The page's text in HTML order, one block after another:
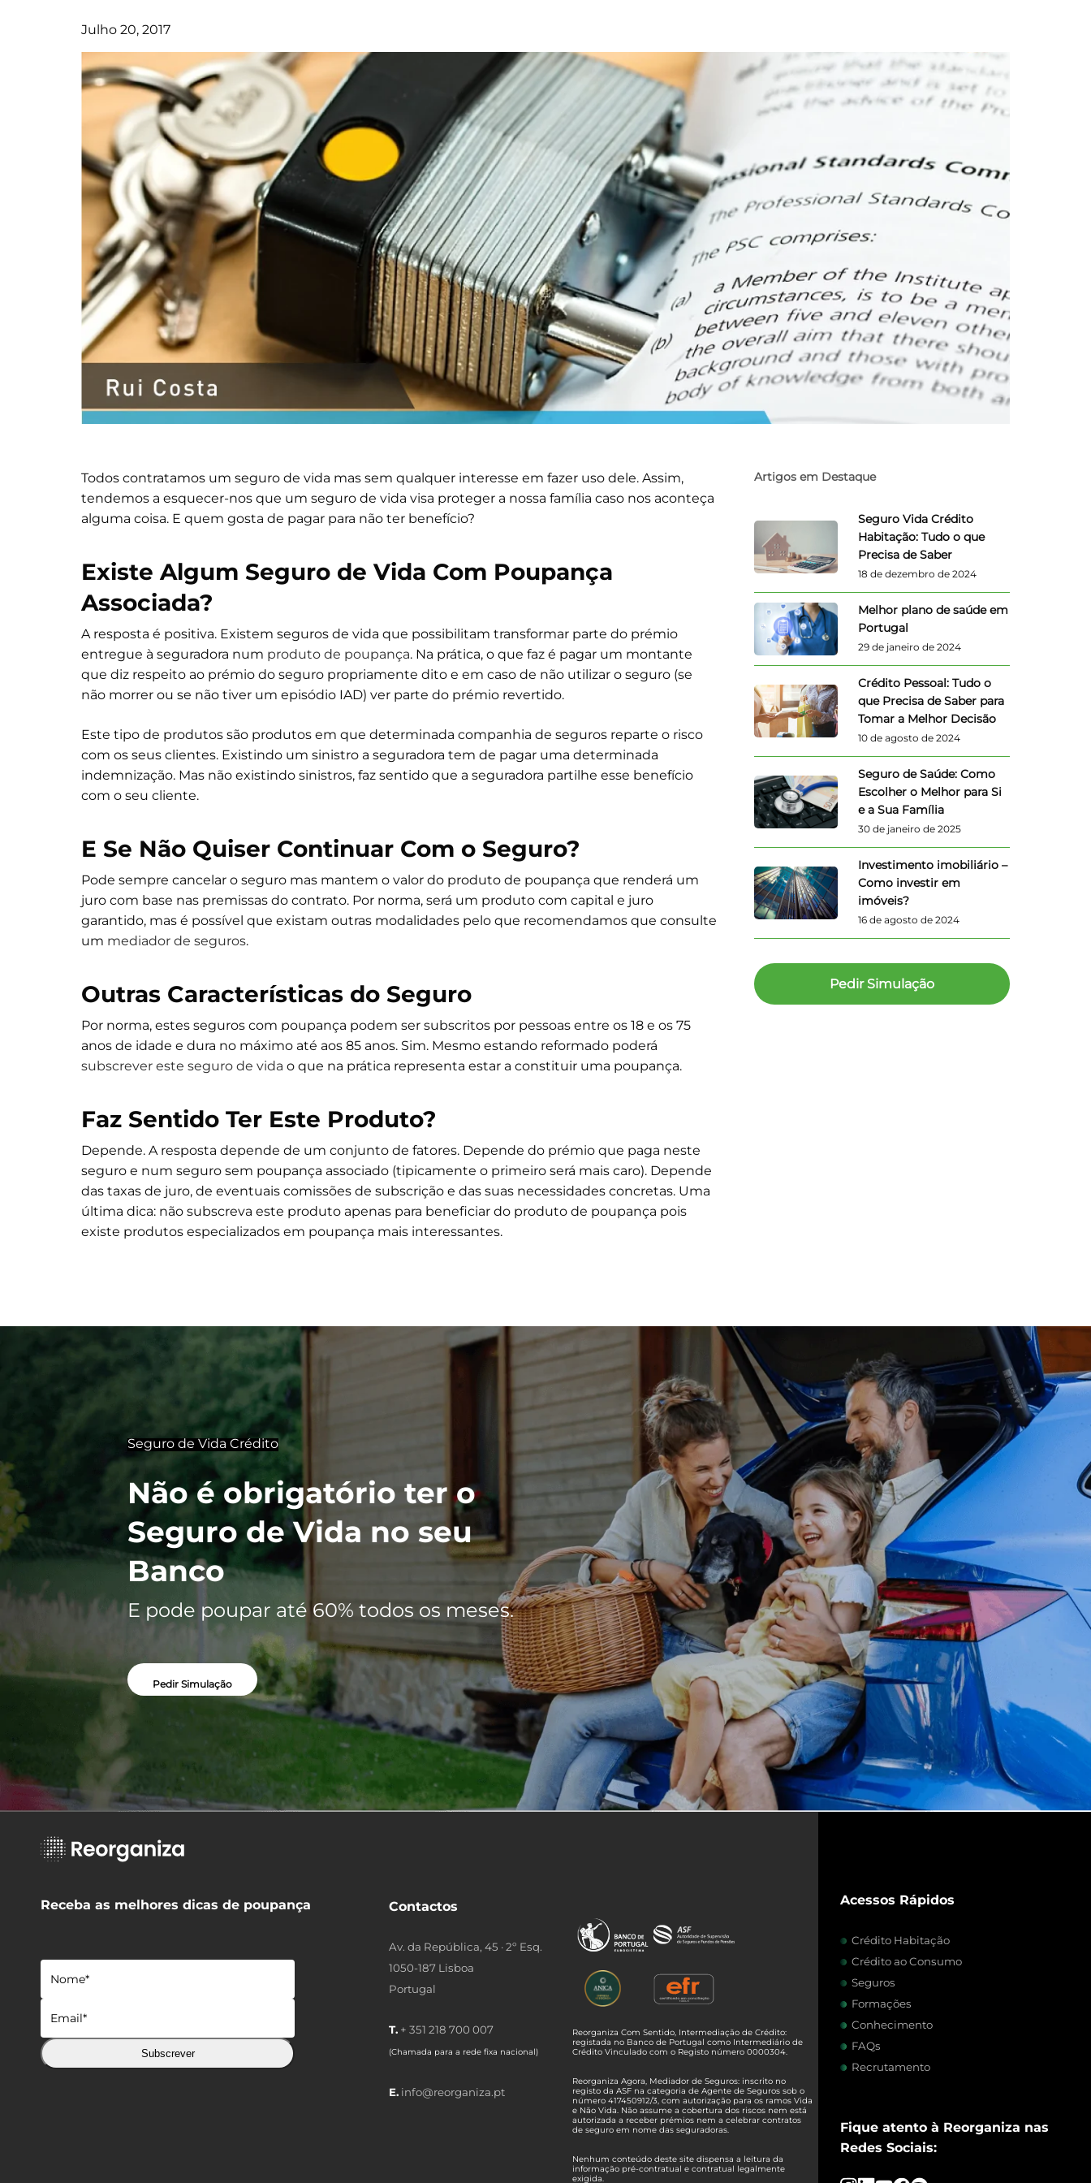
Julho 20, 2017
Todos contratamos um seguro de vida mas sem qualquer interesse em fazer uso dele. Assim,
tendemos a esquecer-nos que um seguro de vida visa proteger a nossa família caso nos aconteça
alguma coisa. E quem gosta de pagar para não ter benefício?
Existe Algum Seguro de Vida Com Poupança
Associada?
A resposta é positiva. Existem seguros de vida que possibilitam transformar parte do prémio
entregue à seguradora num produto de poupança. Na prática, o que faz é pagar um montante
que diz respeito ao prémio do seguro propriamente dito e em caso de não utilizar o seguro (se
não morrer ou se não tiver um episódio IAD) ver parte do prémio revertido.
Este tipo de produtos são produtos em que determinada companhia de seguros reparte o risco
com os seus clientes. Existindo um sinistro a seguradora tem de pagar uma determinada
indemnização. Mas não existindo sinistros, faz sentido que a seguradora partilhe esse benefício
com o seu cliente.
E Se Não Quiser Continuar Com o Seguro?
Pode sempre cancelar o seguro mas mantem o valor do produto de poupança que renderá um
juro com base nas premissas do contrato. Por norma, será um produto com capital e juro
garantido, mas é possível que existam outras modalidades pelo que recomendamos que consulte
um mediador de seguros.
Outras Características do Seguro
Por norma, estes seguros com poupança podem ser subscritos por pessoas entre os 18 e os 75
anos de idade e dura no máximo até aos 85 anos. Sim. Mesmo estando reformado poderá
subscrever este seguro de vida o que na prática representa estar a constituir uma poupança.
Faz Sentido Ter Este Produto?
Depende. A resposta depende de um conjunto de fatores. Depende do prémio que paga neste
seguro e num seguro sem poupança associado (tipicamente o primeiro será mais caro). Depende
das taxas de juro, de eventuais comissões de subscrição e das suas necessidades concretas. Uma
última dica: não subscreva este produto apenas para beneficiar do produto de poupança pois
existe produtos especializados em poupança mais interessantes.
Artigos em Destaque
Seguro Vida Crédito
Habitação: Tudo o que
Precisa de Saber
18 de dezembro de 2024
Melhor plano de saúde em
Portugal
29 de janeiro de 2024
Crédito Pessoal: Tudo o
que Precisa de Saber para
Tomar a Melhor Decisão
10 de agosto de 2024
Seguro de Saúde: Como
Escolher o Melhor para Si
e a Sua Família
30 de janeiro de 2025
Investimento imobiliário –
Como investir em
imóveis?
16 de agosto de 2024
Pedir Simulação
Seguro de Vida Crédito
Não é obrigatório ter o
Seguro de Vida no seu
Banco
E pode poupar até 60% todos os meses.
Pedir Simulação
Receba as melhores dicas de poupança
Subscrever
Contactos
Av. da República, 45 · 2º Esq.
1050-187 Lisboa
Portugal
T. + 351 218 700 007
(Chamada para a rede fixa nacional)
E. info@reorganiza.pt
Reorganiza Com Sentido, Intermediação de Crédito:
registada no Banco de Portugal como Intermediário de
Crédito Vinculado com o Registo número 0000304.
Reorganiza Agora, Mediador de Seguros: inscrito no
registo da ASF na categoria de Agente de Seguros sob o
número 417450912/3, com autorização para os ramos Vida
e Não Vida. Não assume a cobertura dos riscos nem está
autorizada a receber prémios nem a celebrar contratos
de seguro em nome das seguradoras.
Nenhum conteúdo deste site dispensa a leitura da
informação pré-contratual e contratual legalmente
exigida.
Acessos Rápidos
Crédito Habitação
Crédito ao Consumo
Seguros
Formações
Conhecimento
FAQs
Recrutamento
Fique atento à Reorganiza nas
Redes Sociais: